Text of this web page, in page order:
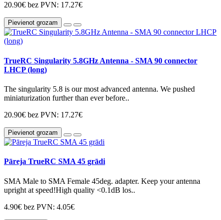
20.90€ bez PVN: 17.27€
Pievienot grozam
TrueRC Singularity 5.8GHz Antenna - SMA 90 connector
LHCP (long)
The singularity 5.8 is our most advanced antenna. We pushed
miniaturization further than ever before..
20.90€ bez PVN: 17.27€
Pievienot grozam
Pāreja TrueRC SMA 45 grādi
SMA Male to SMA Female 45deg. adapter. Keep your antenna
upright at speed!High quality <0.1dB los..
4.90€ bez PVN: 4.05€